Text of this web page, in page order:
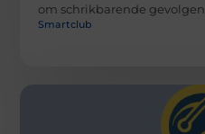
om schrikbarende gevolgen
Smartclub